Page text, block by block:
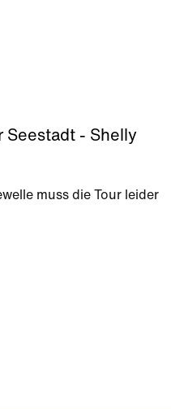
Seestadt - Shelly
muss die Tour leider